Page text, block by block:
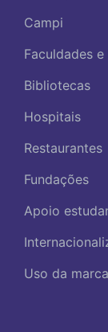
Campi
Faculdades
Bibliotecas
Hospitais
Restaurantes
Fundações
Apoio
Uso da